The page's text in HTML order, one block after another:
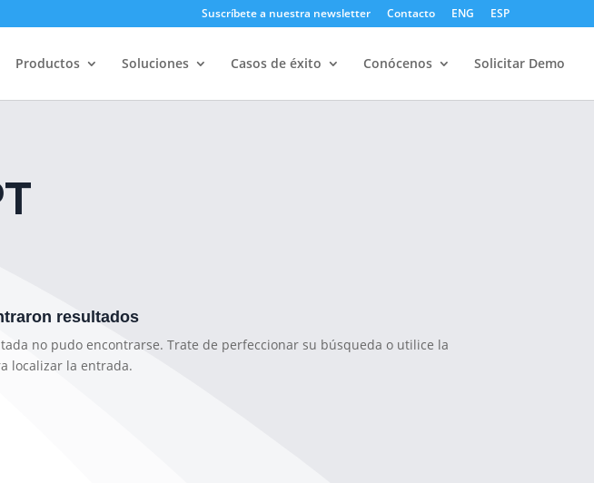
Suscríbete a nuestra newsletter Contacto ENG ESP
Productos Soluciones Casos de éxito Conócenos Solicitar Demo
resultados
no pudo encontrarse. Trate de perfeccionar su búsqueda o utilice la
localizar la entrada.